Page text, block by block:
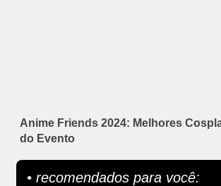
Anime Friends 2024: Melhores
do Evento
• recomendados para você: